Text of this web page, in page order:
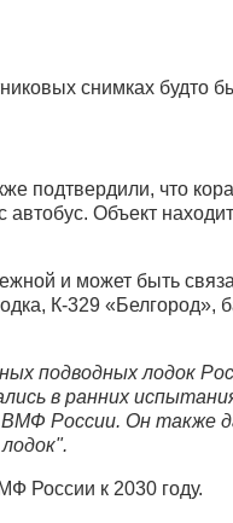
снимках будто
подтвердили, что
Объект
и может быть
К-329 «Белгород»,
подводных лодок
в ранних
ВМФ России. Он
России к 2030 году.